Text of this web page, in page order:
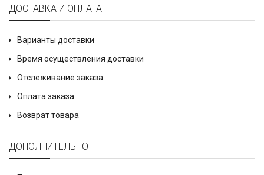
ДОСТАВКА И ОПЛАТА
Варианты доставки
Время осуществления доставки
Отслеживание заказа
Оплата заказа
Возврат товара
ДОПОЛНИТЕЛЬНО